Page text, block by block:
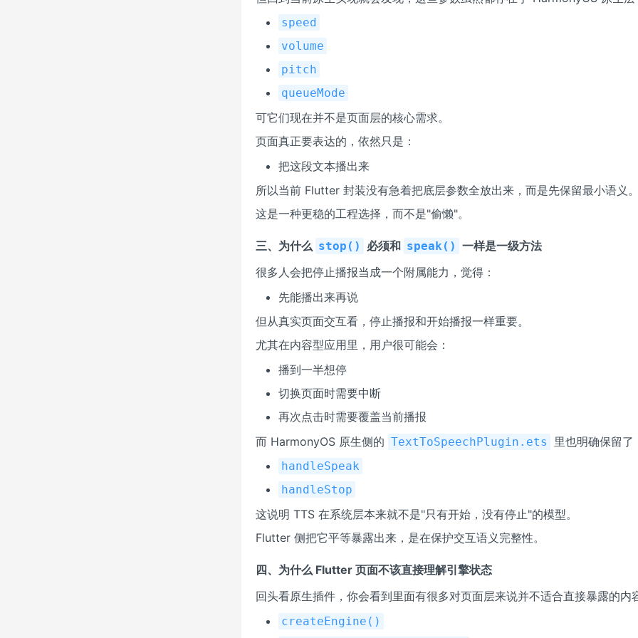
speed
volume
pitch
queueMode
可它们现在并不是页面层的核心需求。
页面真正要表达的，依然只是：
把这段文本播出来
所以当前 Flutter 封装没有急着把底层参数全放出来，而是先保留最小语义
这是一种更稳的工程选择，而不是"偷懒"。
三、为什么 stop() 必须和 speak() 一样是一级方法
很多人会把停止播报当成一个附属能力，觉得：
先能播出来再说
但从真实页面交互看，停止播报和开始播报一样重要。
尤其在内容型应用里，用户很可能会：
播到一半想停
切换页面时需要中断
再次点击时需要覆盖当前播报
而 HarmonyOS 原生侧的 TextToSpeechPlugin.ets 里也明确保留了
handleSpeak
handleStop
这说明 TTS 在系统层本来就不是"只有开始，没有停止"的模型。
Flutter 侧把它平等暴露出来，是在保护交互语义完整性。
四、为什么 Flutter 页面不该直接理解引擎状态
回头看原生插件，你会看到里面有很多对页面层来说并不适合直接暴露的内
createEngine()